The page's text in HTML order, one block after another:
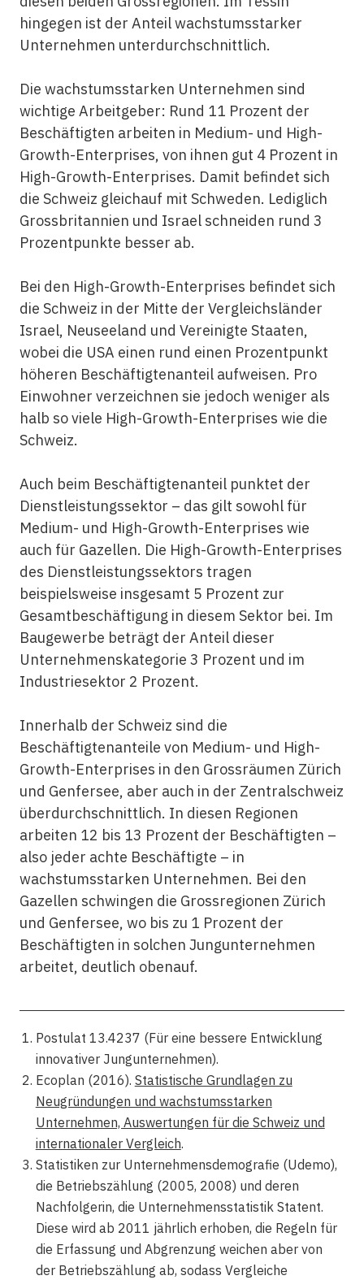
hingegen ist der Anteil wachstumsstarker
Unternehmen unterdurchschnittlich.
Die wachstumsstarken Unternehmen sind
wichtige Arbeitgeber: Rund 11 Prozent der
Beschäftigten arbeiten in Medium- und High-
Growth-Enterprises, von ihnen gut 4 Prozent in
High-Growth-Enterprises. Damit befindet sich
die Schweiz gleichauf mit Schweden. Lediglich
Grossbritannien und Israel schneiden rund 3
Prozentpunkte besser ab.
Bei den High-Growth-Enterprises befindet sich
die Schweiz in der Mitte der Vergleichsländer
Israel, Neuseeland und Vereinigte Staaten,
wobei die USA einen rund einen Prozentpunkt
höheren Beschäftigtenanteil aufweisen. Pro
Einwohner verzeichnen sie jedoch weniger als
halb so viele High-Growth-Enterprises wie die
Schweiz.
Auch beim Beschäftigtenanteil punktet der
Dienstleistungssektor – das gilt sowohl für
Medium- und High-Growth-Enterprises wie
auch für Gazellen. Die High-Growth-Enterprises
des Dienstleistungssektors tragen
beispielsweise insgesamt 5 Prozent zur
Gesamtbeschäftigung in diesem Sektor bei. Im
Baugewerbe beträgt der Anteil dieser
Unternehmenskategorie 3 Prozent und im
Industriesektor 2 Prozent.
Innerhalb der Schweiz sind die
Beschäftigtenanteile von Medium- und High-
Growth-Enterprises in den Grossräumen Zürich
und Genfersee, aber auch in der Zentralschweiz
überdurchschnittlich. In diesen Regionen
arbeiten 12 bis 13 Prozent der Beschäftigten –
also jeder achte Beschäftigte – in
wachstumsstarken Unternehmen. Bei den
Gazellen schwingen die Grossregionen Zürich
und Genfersee, wo bis zu 1 Prozent der
Beschäftigten in solchen Jungunternehmen
arbeitet, deutlich obenauf.
Postulat 13.4237 (Für eine bessere Entwicklung
innovativer Jungunternehmen).
Ecoplan (2016). Statistische Grundlagen zu
Neugründungen und wachstumsstarken
Unternehmen, Auswertungen für die Schweiz und
internationaler Vergleich.
Statistiken zur Unternehmensdemografie (Udemo),
die Betriebszählung (2005, 2008) und deren
Nachfolgerin, die Unternehmensstatistik Statent.
Diese wird ab 2011 jährlich erhoben, die Regeln für
die Erfassung und Abgrenzung weichen aber von
der Betriebszählung ab, sodass Vergleiche